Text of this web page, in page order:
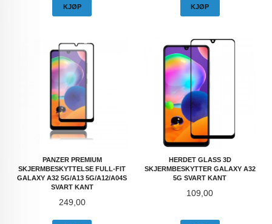
KJØP KJØP
PANZER PREMIUM
SKJERMBESKYTTELSE FULL-FIT
GALAXY A32 5G/A13 5G/A12/A04S
SVART KANT
Pris
249,00
HERDET GLASS 3D
SKJERMBESKYTTER GALAXY A32
5G SVART KANT
Pris
109,00